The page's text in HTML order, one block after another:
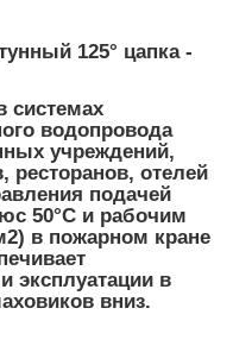
125° цапка -
системах
водопровода
учреждений,
ресторанов, отелей
подачей
50°C и рабочим
2) в пожарном кране
эксплуатации в
вниз.